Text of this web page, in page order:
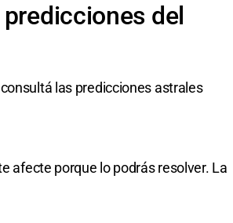
del
las predicciones astrales
afecte porque lo podrás resolver. La